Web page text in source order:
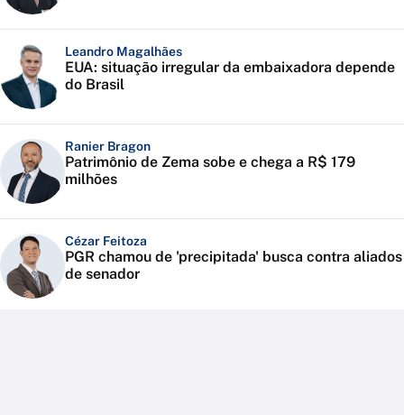
Leandro Magalhães
EUA: situação irregular da embaixadora depende
do Brasil
Ranier Bragon
Patrimônio de Zema sobe e chega a R$ 179
milhões
Cézar Feitoza
PGR chamou de 'precipitada' busca contra aliados
de senador